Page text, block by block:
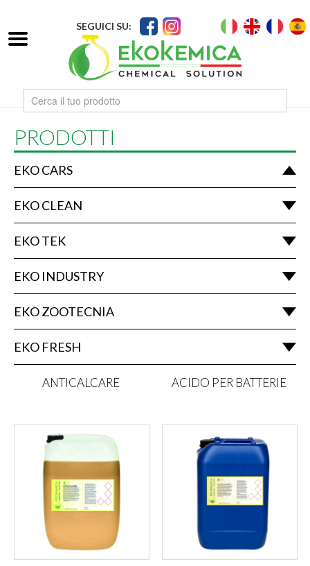
SEGUICI SU:
PRODOTTI
EKO CARS
EKO CLEAN
EKO TEK
EKO INDUSTRY
EKO ZOOTECNIA
EKO FRESH
ANTICALCARE ACIDO PER BATTERIE